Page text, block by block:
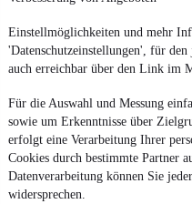
Einstellmöglichkeiten und mehr
'Datenschutzeinstellungen', für
auch erreichbar über den Link im
Für die Auswahl und Messung
sowie um Erkenntnisse über
erfolgt eine Verarbeitung Ihrer
Cookies durch bestimmte Partner
Datenverarbeitung können Sie
widersprechen.